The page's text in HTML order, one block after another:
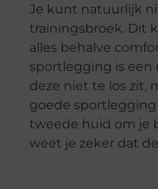
Je kunt natuurlijk
trainingsbroek. Dit
alles behalve
sportlegging is een
deze niet te los zit,
goede
tweede huid om je
weet je zeker dat